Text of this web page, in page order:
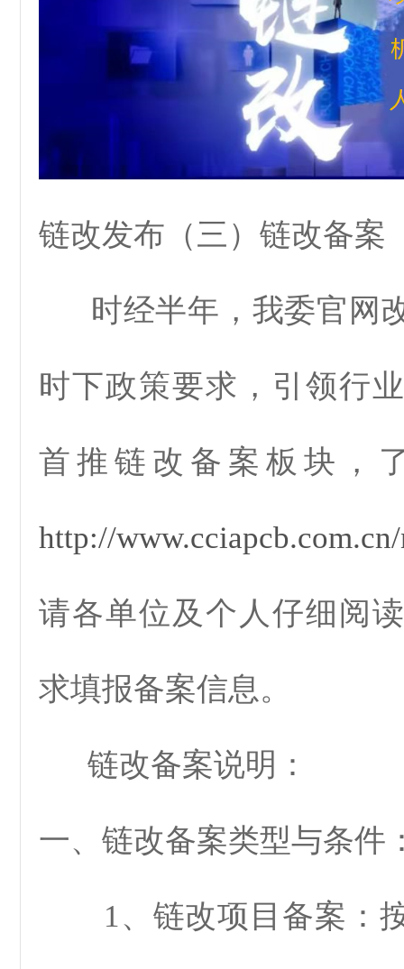
链改发布（三）链改备案
时经半年，我委官网
时下政策要求，引领行
首推链改备案板块，
http://
请各单位及个人仔细阅
求填报备案信息。
链改备案说明：
一、链改备案类型与条件
1、链改项目备案：